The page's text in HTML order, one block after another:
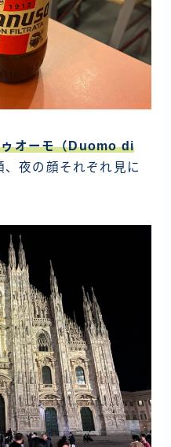
オーモ（Duomo di
夜の顔それぞれ見に